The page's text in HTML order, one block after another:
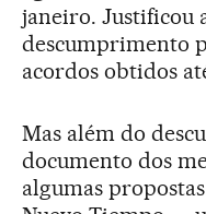
janeiro. Justificou
descumprimento
acordos obtidos
Mas além do
documento dos
algumas